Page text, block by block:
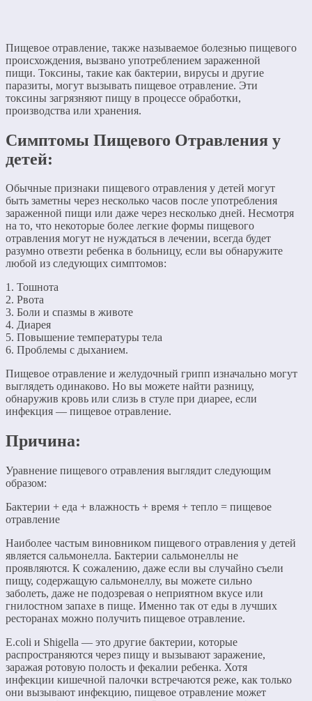
Пищевое отравление, также называемое болезнью пищевого
происхождения, вызвано употреблением зараженной
пищи. Токсины, такие как бактерии, вирусы и другие
паразиты, могут вызывать пищевое отравление. Эти
токсины загрязняют пищу в процессе обработки,
производства или хранения.
Симптомы Пищевого Отравления у
детей:
Обычные признаки пищевого отравления у детей могут
быть заметны через несколько часов после употребления
зараженной пищи или даже через несколько дней. Несмотря
на то, что некоторые более легкие формы пищевого
отравления могут не нуждаться в лечении, всегда будет
разумно отвезти ребенка в больницу, если вы обнаружите
любой из следующих симптомов:
1. Тошнота
2. Рвота
3. Боли и спазмы в животе
4. Диарея
5. Повышение температуры тела
6. Проблемы с дыханием.
Пищевое отравление и желудочный грипп изначально могут
выглядеть одинаково. Но вы можете найти разницу,
обнаружив кровь или слизь в стуле при диарее, если
инфекция — пищевое отравление.
Причина:
Уравнение пищевого отравления выглядит следующим
образом:
Бактерии + еда + влажность + время + тепло = пищевое
отравление
Наиболее частым виновником пищевого отравления у детей
является сальмонелла. Бактерии сальмонеллы не
проявляются. К сожалению, даже если вы случайно съели
пищу, содержащую сальмонеллу, вы можете сильно
заболеть, даже не подозревая о неприятном вкусе или
гнилостном запахе в пище. Именно так от еды в лучших
ресторанах можно получить пищевое отравление.
E.coli и Shigella — это другие бактерии, которые
распространяются через пищу и вызывают заражение,
заражая ротовую полость и фекалии ребенка. Хотя
инфекции кишечной палочки встречаются реже, как только
они вызывают инфекцию, пищевое отравление может